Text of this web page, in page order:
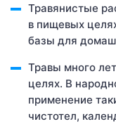
Травянистые
в пищевых
базы для
Травы много
целях. В
применение
чистотел,